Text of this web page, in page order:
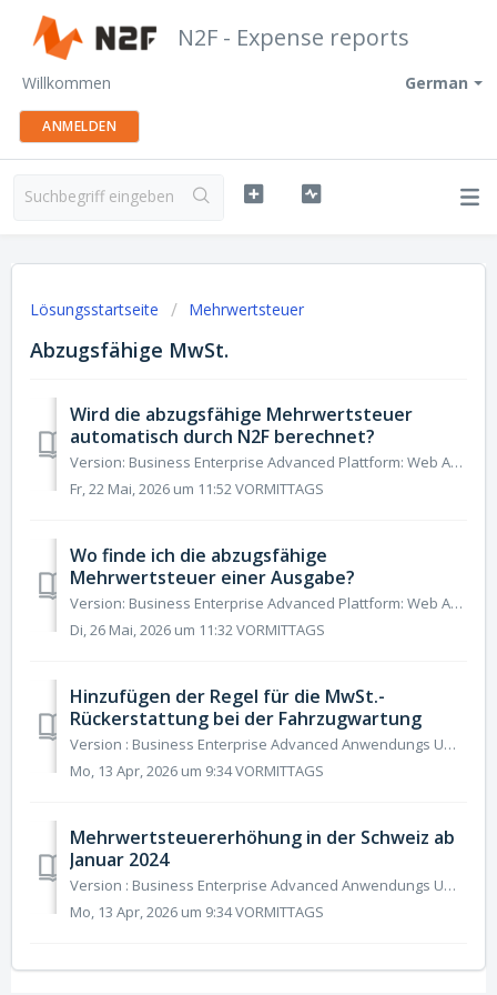
N2F - Expense reports
German
Willkommen
ANMELDEN
Lösungsstartseite Mehrwertsteuer
Abzugsfähige MwSt.
Wird die abzugsfähige Mehrwertsteuer
automatisch durch N2F berechnet?
Version: Business Enterprise Advanced Plattform: Web Android IOS Rolle: Benutzer Manager Buchhalter Administrator Ja, N2F berechnet die abzugsfähige Me...
Fr, 22 Mai, 2026 um 11:52 VORMITTAGS
Wo finde ich die abzugsfähige
Mehrwertsteuer einer Ausgabe?
Version: Business Enterprise Advanced Plattform: Web Android IOS Rolle: Benutzer Manager Buchhalter Administrator Der Betrag der abzugsfähigen (erstattu...
Di, 26 Mai, 2026 um 11:32 VORMITTAGS
Hinzufügen der Regel für die MwSt.-
Rückerstattung bei der Fahrzugwartung
Version : Business Enterprise Advanced Anwendungs Umgebung : Web Android IOS Rolle: Benutzer Manager Buchhalter Administrator N2F ermöglicht Ihnen nun ...
Mo, 13 Apr, 2026 um 9:34 VORMITTAGS
Mehrwertsteuererhöhung in der Schweiz ab
Januar 2024
Version : Business Enterprise Advanced Anwendungs Umgebung : Web Android IOS Rolle: Benutzer Manager Buchhalter Administrator Ab Januar 2024 gelte...
Mo, 13 Apr, 2026 um 9:34 VORMITTAGS